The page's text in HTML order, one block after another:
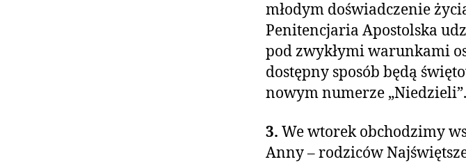
młodym doświadczenie
Penitencjaria Apostolska
pod zwykłymi warunkami
dostępny sposób będą
nowym numerze „Niedzieli”.
3. We wtorek obchodzimy
Anny – rodziców